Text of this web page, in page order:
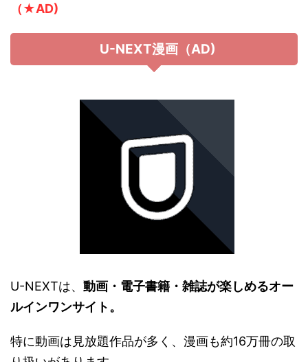
（★AD)
U-NEXT漫画（AD)
U-NEXTは、 動画・電子書籍・雑誌が楽しめるオー
ルインワンサイト。
特に動画は見放題作品が多く、漫画も約16万冊の取